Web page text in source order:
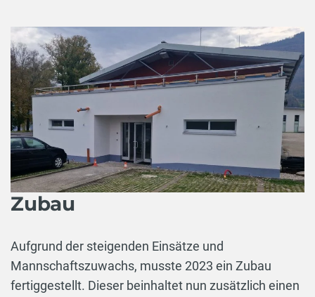
Zubau
Aufgrund der steigenden Einsätze und
Mannschaftszuwachs, musste 2023 ein Zubau
fertiggestellt. Dieser beinhaltet nun zusätzlich einen